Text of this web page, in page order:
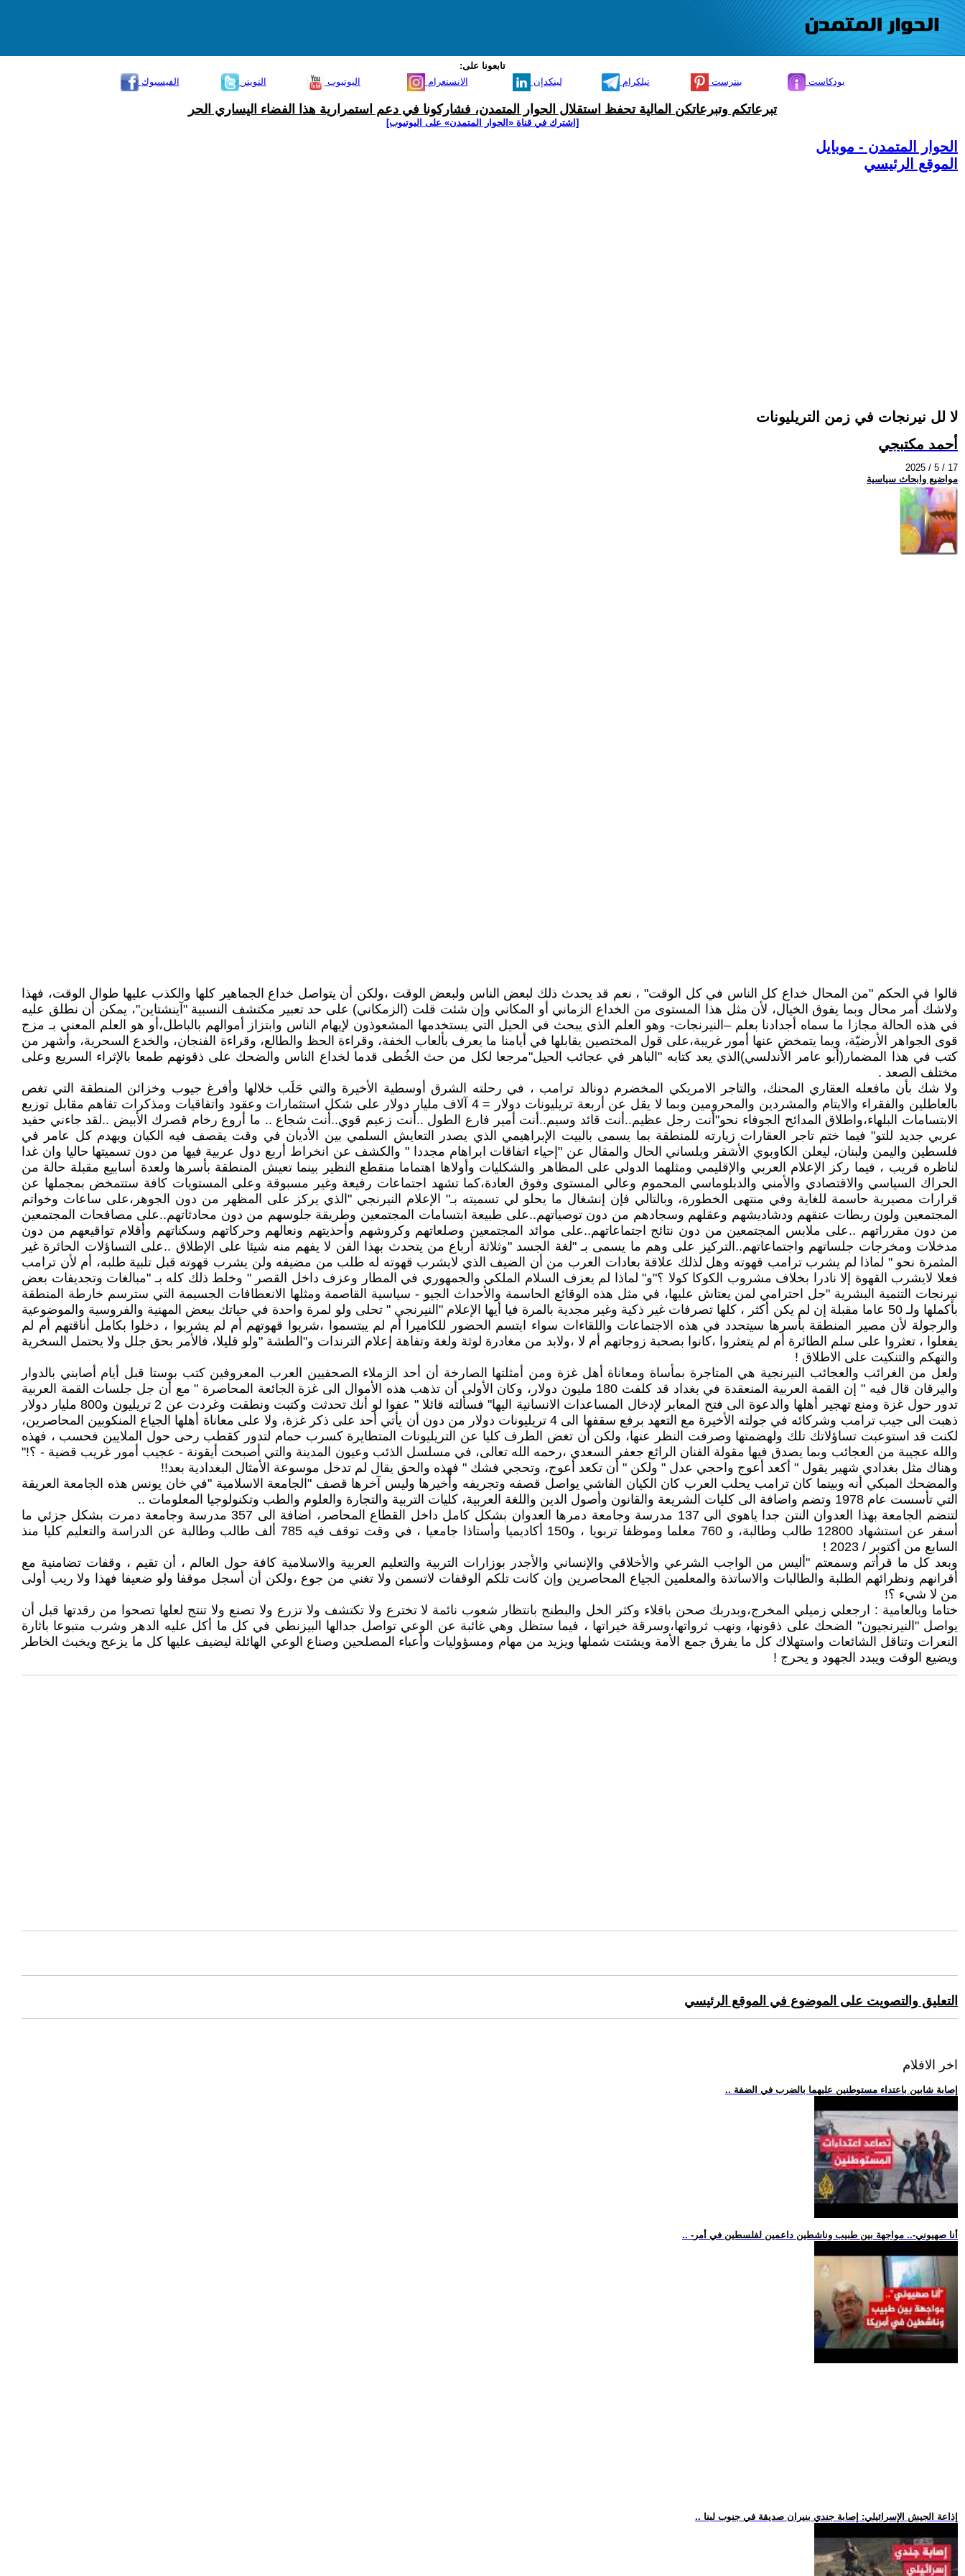
تابعونا على:
الفيسبوك
التويتر اليوتيوب الانستغرام لينكدإن تيلكرام بنترست بودكاست
تبرعاتكم وتبرعاتكن المالية تحفظ استقلال الحوار المتمدن، فشاركونا في دعم استمرارية هذا الفضاء اليساري الحر
[اشترك في قناة ‫«الحوار المتمدن» على اليوتيوب]
الحوار المتمدن - موبايل
الموقع الرئيسي
لا لل نيرنجات في زمن التريليونات
أحمد مكتبجي
2025 / 5 / 17
مواضيع وابحاث سياسية
قالوا في الحكم "من المحال خداع كل الناس في كل الوقت" ، نعم قد يحدث ذلك لبعض الناس ولبعض الوقت ،ولكن أن يتواصل خداع الجماهير كلها والكذب عليها طوال الوقت، فهذا
ولاشك أمر محال وبما يفوق الخيال، لأن مثل هذا المستوى من الخداع الزماني أو المكاني وإن شئت قلت (الزمكاني) على حد تعبير مكتشف النسبية "آينشتاين"، يمكن أن نطلق عليه
في هذه الحالة مجازا ما سماه أجدادنا بعلم –النيرنجات- وهو العلم الذي يبحث في الحيل التي يستخدمها المشعوذون لإيهام الناس وابتزاز أموالهم بالباطل،أو هو العلم المعني بـ مزج
قوى الجواهر الأرضيّة، ويما يتمخض عنها أمور غريبة،على قول المختصين يقابلها في أيامنا ما يعرف بألعاب الخفة، وقراءة الحظ والطالع، وقراءة الفنجان، والخدع السحرية، وأشهر من
كتب في هذا المضمار(أبو عامر الأندلسي)الذي يعد كتابه "الباهر في عجائب الحيل"مرجعا لكل من حث الخُطى قدما لخداع الناس والضحك على ذقونهم طمعا بالإثراء السريع وعلى
مختلف الصعد .
ولا شك بأن مافعله العقاري المحنك، والتاجر الامريكي المخضرم دونالد ترامب ، في رحلته الشرق أوسطية الأخيرة والتي حَلَب خلالها وأفرغ جيوب وخزائن المنطقة التي تغص
بالعاطلين والفقراء والايتام والمشردين والمحرومين وبما لا يقل عن أربعة تريليونات دولار = 4 آلاف مليار دولار على شكل استثمارات وعقود واتفاقيات ومذكرات تفاهم مقابل توزيع
الابتسامات البلهاء،واطلاق المدائح الجوفاء نحو"أنت رجل عظيم..أنت قائد وسيم..أنت أمير فارع الطول ..أنت زعيم قوي..أنت شجاع .. ما أروع رخام قصرك الأبيض ..لقد جاءني حفيد
عربي جديد للتو" فيما ختم تاجر العقارات زيارته للمنطقة بما يسمى بالبيت الإبراهيمي الذي يصدر التعايش السلمي بين الأديان في وقت يقصف فيه الكيان ويهدم كل عامر في
فلسطين واليمن ولبنان، ليعلن الكاوبوي الأشقر وبلساني الحال والمقال عن "إحياء اتفاقات ابراهام مجددا " والكشف عن انخراط أربع دول عربية فيها من دون تسميتها حاليا وان غدا
لناظره قريب ، فيما ركز الإعلام العربي والإقليمي ومثلهما الدولي على المظاهر والشكليات وأولاها اهتماما منقطع النظير بينما تعيش المنطقة بأسرها ولعدة أسابيع مقبلة حالة من
الحراك السياسي والاقتصادي والأمني والدبلوماسي المحموم وعالي المستوى وفوق العادة،كما تشهد اجتماعات رفيعة وغير مسبوقة وعلى المستويات كافة ستتمخض بمجملها عن
قرارات مصيرية حاسمة للغاية وفي منتهى الخطورة، وبالتالي فإن إنشغال ما يحلو لي تسميته بـ" الإعلام النيرنجي "الذي يركز على المظهر من دون الجوهر،على ساعات وخواتم
المجتمعين ولون ربطات عنقهم ودشاديشهم وعقلهم وسجادهم من دون توصياتهم..على طبيعة ابتسامات المجتمعين وطريقة جلوسهم من دون محادثاتهم..على مصافحات المجتمعين
من دون مقرراتهم ..على ملابس المجتمعين من دون نتائج اجتماعاتهم..على موائد المجتمعين وصلعاتهم وكروشهم وأحذيتهم ونعالهم وحركاتهم وسكناتهم وأقلام تواقيعهم من دون
مدخلات ومخرجات جلساتهم واجتماعاتهم..التركيز على وهم ما يسمى بـ "لغة الجسد "وثلاثة أرباع من يتحدث بهذا الفن لا يفهم منه شيئا على الإطلاق ..على التساؤلات الحائرة غير
المثمرة نحو " لماذا لم يشرب ترامب قهوته وهل لذلك علاقة بعادات العرب من أن الضيف الذي لايشرب قهوته له طلب من مضيفه ولن يشرب قهوته قبل تلبية طلبه، أم لأن ترامب
فعلا لايشرب القهوة إلا نادرا بخلاف مشروب الكوكا كولا ؟"و" لماذا لم يعزف السلام الملكي والجمهوري في المطار وعزف داخل القصر " وخلط ذلك كله بـ "مبالغات وتجديفات بعض
نيرنجات التنمية البشرية "جل احترامي لمن يعتاش عليها، في مثل هذه الوقائع الحاسمة والأحداث الجيو - سياسية القاصمة ومثلها الانعطافات الجسيمة التي سترسم خارطة المنطقة
بأكملها ولـ 50 عاما مقبلة إن لم يكن أكثر ، كلها تصرفات غير ذكية وغير مجدية بالمرة فيا أيها الإعلام "النيرنجي " تحلى ولو لمرة واحدة في حياتك ببعض المهنية والفروسية والموضوعية
والرجولة لأن مصير المنطقة بأسرها سيتحدد في هذه الاجتماعات واللقاءات سواء ابتسم الحضور للكاميرا أم لم يبتسموا ،شربوا قهوتهم أم لم يشربوا ، دخلوا بكامل أناقتهم أم لم
يفعلوا ، تعثروا على سلم الطائرة أم لم يتعثروا ،كانوا بصحبة زوجاتهم أم لا ،ولابد من مغادرة لوثة ولغة وتفاهة إعلام الترندات و"الطشة "ولو قليلا، فالأمر بحق جلل ولا يحتمل السخرية
والتهكم والتنكيت على الاطلاق !
ولعل من الغرائب والعجائب النيرنجية هي المتاجرة بمأساة ومعاناة أهل غزة ومن أمثلتها الصارخة أن أحد الزملاء الصحفيين العرب المعروفين كتب بوستا قبل أيام أصابني بالدوار
واليرقان قال فيه " إن القمة العربية المنعقدة في بغداد قد كلفت 180 مليون دولار، وكان الأولى أن تذهب هذه الأموال الى غزة الجائعة المحاصرة " مع أن جل جلسات القمة العربية
تدور حول غزة ومنع تهجير أهلها والدعوة الى فتح المعابر لإدخال المساعدات الانسانية اليها" فسألته قائلا " عفوا لو أنك تحدثت وكتبت ونطقت وغردت عن 2 تريليون و800 مليار دولار
ذهبت الى جيب ترامب وشركائه في جولته الأخيرة مع التعهد برفع سقفها الى 4 تريليونات دولار من دون أن يأتي أحد على ذكر غزة، ولا على معاناة أهلها الجياع المنكوبين المحاصرين،
لكنت قد استوعبت تساؤلاتك تلك ولهضمتها وصرفت النظر عنها، ولكن أن تغض الطرف كليا عن التريليونات المتطايرة كسرب حمام لتدور كقطب رحى حول الملايين فحسب ، فهذه
والله عجيبة من العجائب وبما يصدق فيها مقولة الفنان الرائع جعفر السعدي ،رحمه الله تعالى، في مسلسل الذئب وعيون المدينة والتي أصبحت أيقونة - عجيب أمور غريب قضية - ؟!"
وهناك مثل بغدادي شهير يقول " أكعد أعوج واحجي عدل " ولكن " أن تكعد أعوج، وتحجي فشك " فهذه والحق يقال لم تدخل موسوعة الأمثال البغدادية بعد!!
والمضحك المبكي أنه وبينما كان ترامب يحلب العرب كان الكيان الفاشي يواصل قصفه وتجريفه وأخيرها وليس آخرها قصف "الجامعة الاسلامية "في خان يونس هذه الجامعة العريقة
التي تأسست عام 1978 وتضم واضافة الى كليات الشريعة والقانون وأصول الدين واللغة العربية، كليات التربية والتجارة والعلوم والطب وتكنولوجيا المعلومات ..
لتنضم الجامعة بهذا العدوان النتن جدا ياهوي الى 137 مدرسة وجامعة دمرها العدوان بشكل كامل داخل القطاع المحاصر، اضافة الى 357 مدرسة وجامعة دمرت بشكل جزئي ما
أسفر عن استشهاد 12800 طالب وطالبة، و 760 معلما وموظفا تربويا ، و150 أكاديميا وأستاذا جامعيا ، في وقت توقف فيه 785 ألف طالب وطالبة عن الدراسة والتعليم كليا منذ
السابع من أكتوبر / 2023 !
وبعد كل ما قرأتم وسمعتم "أليس من الواجب الشرعي والأخلاقي والإنساني والأجدر بوزارات التربية والتعليم العربية والاسلامية كافة حول العالم ، أن تقيم ، وقفات تضامنية مع
أقرانهم ونظرائهم الطلبة والطالبات والاساتذة والمعلمين الجياع المحاصرين وإن كانت تلكم الوقفات لاتسمن ولا تغني من جوع ،ولكن أن أسجل موقفا ولو ضعيفا فهذا ولا ريب أولى
من لا شيء ؟!
ختاما وبالعامية : ارجعلي زميلي المخرج،وبدربك صحن باقلاء وكثر الخل والبطنج بانتظار شعوب نائمة لا تخترع ولا تكتشف ولا تزرع ولا تصنع ولا تنتج لعلها تصحوا من رقدتها قبل أن
يواصل "النيرنجيون" الضحك على ذقونها، ونهب ثرواتها،وسرقة خيراتها ، فيما ستظل وهي غائبة عن الوعي تواصل جدالها البيزنطي في كل ما أكل عليه الدهر وشرب متبوعا باثارة
النعرات وتناقل الشائعات واستهلاك كل ما يفرق جمع الأمة ويشتت شملها ويزيد من مهام ومسؤوليات وأعباء المصلحين وصناع الوعي الهائلة ليضيف عليها كل ما يزعج ويخبث الخاطر
ويضيع الوقت ويبدد الجهود و يحرج !
التعليق والتصويت على الموضوع في الموقع الرئيسي
اخر الافلام
.. إصابة شابين باعتداء مستوطنين عليهما بالضرب في الضفة
.. -أنا صهيوني-.. مواجهة بين طبيب وناشطين داعمين لفلسطين في أمر
.. إذاعة الجيش الإسرائيلي: إصابة جندي بنيران صديقة في جنوب لبنا